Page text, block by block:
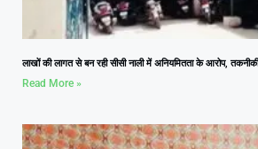
लाखों की लागत से बन रही सीसी नाली में अनियमितता के आरोप,
Read More »